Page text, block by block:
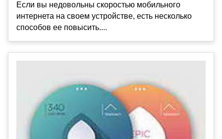
Если вы недовольны скоростью мобильного
интернета на своем устройстве, есть несколько
способов ее повысить....